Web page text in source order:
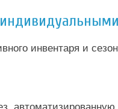
инвентаря и